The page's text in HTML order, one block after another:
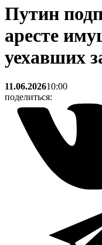
Путин
аресте
уехавших
11.06.202610:00
поделиться: